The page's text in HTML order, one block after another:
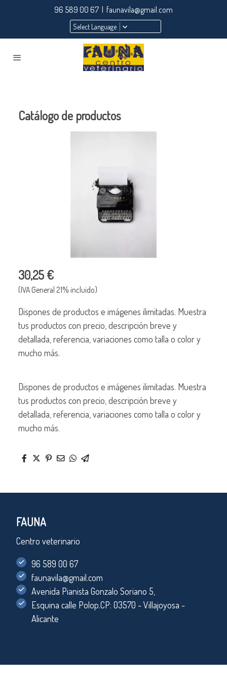
96 589 00 67 | faunavila@gmail.com
Select Language
Catálogo de productos
30,25 €
(IVA General 21% incluido)
Dispones de productos e imágenes ilimitadas. Muestra
tus productos con precio, descripción breve y
detallada, referencia, variaciones como talla o color y
mucho más.
Dispones de productos e imágenes ilimitadas. Muestra
tus productos con precio, descripción breve y
detallada, referencia, variaciones como talla o color y
mucho más.
FAUNA
Centro veterinario
96 589 00 67
faunavila@gmail.com
Avenida Pianista Gonzalo Soriano 5,
Esquina calle Polop.CP: 03570 - Villajoyosa -
Alicante